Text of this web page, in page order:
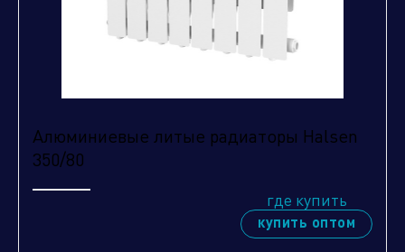
Алюминиевые литые радиаторы Halsen
350/80
где купить
купить оптом